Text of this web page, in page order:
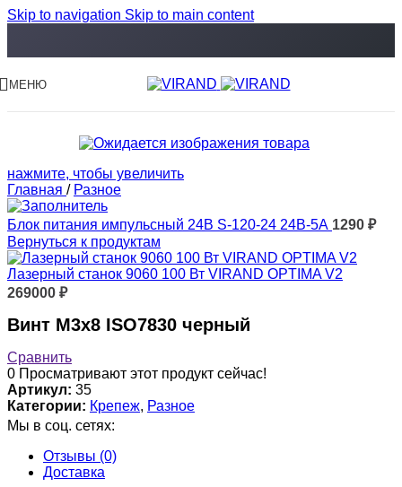
Skip to navigation Skip to main content
МЕНЮ
нажмите, чтобы увеличить
Главная / Разное
Блок питания импульсный 24В S-120-24 24В-5А 1290 ₽
Вернуться к продуктам
Лазерный станок 9060 100 Вт VIRAND OPTIMA V2
269000 ₽
Винт M3x8 ISO7830 черный
Сравнить
0 Просматривают этот продукт сейчас!
Артикул: 35
Категории: Крепеж, Разное
Мы в соц. сетях:
Отзывы (0)
Доставка